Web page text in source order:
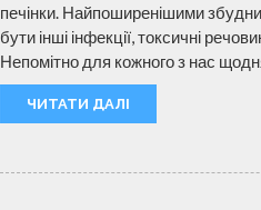
печінки. Найпоширенішими
бути інші інфекції, токсичні
Непомітно для кожного з нас
ЧИТАТИ ДАЛІ